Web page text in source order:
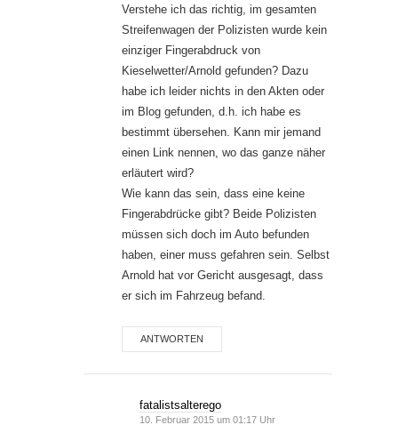
Verstehe ich das richtig, im gesamten
Streifenwagen der Polizisten wurde kein
einziger Fingerabdruck von
Kieselwetter/Arnold gefunden? Dazu
habe ich leider nichts in den Akten oder
im Blog gefunden, d.h. ich habe es
bestimmt übersehen. Kann mir jemand
einen Link nennen, wo das ganze näher
erläutert wird?
Wie kann das sein, dass eine keine
Fingerabdrücke gibt? Beide Polizisten
müssen sich doch im Auto befunden
haben, einer muss gefahren sein. Selbst
Arnold hat vor Gericht ausgesagt, dass
er sich im Fahrzeug befand.
ANTWORTEN
fatalistsalterego
10. Februar 2015 um 01:17 Uhr